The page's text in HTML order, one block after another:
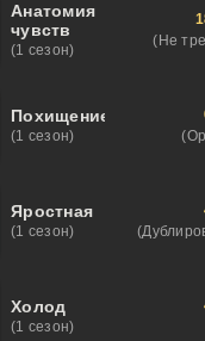
Анатомия
чувств
(1 сезон)
(Не
Похищение
(1 сезон)
Яростная
(1 сезон)
Холод
(1 сезон)